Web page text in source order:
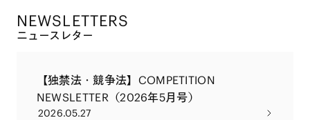
NEWSLETTERS
ニュースレター
【独禁法・競争法】COMPETITION
NEWSLETTER（2026年5月号）
2026.05.27